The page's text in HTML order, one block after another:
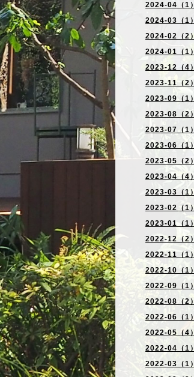
2024-04（1）
2024-03（1）
2024-02（2）
2024-01（1）
2023-12（4）
2023-11（2）
2023-09（1）
2023-08（2）
2023-07（1）
2023-06（1）
2023-05（2）
2023-04（4）
2023-03（1）
2023-02（1）
2023-01（1）
2022-12（2）
2022-11（1）
2022-10（1）
2022-09（1）
2022-08（2）
2022-06（1）
2022-05（4）
2022-04（1）
2022-03（1）